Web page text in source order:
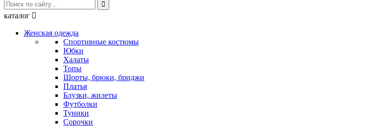

каталог 
Женская одежда
Спортивные костюмы
Юбки
Халаты
Топы
Шорты, брюки, бриджи
Платья
Блузки, жилеты
Футболки
Туники
Сорочки